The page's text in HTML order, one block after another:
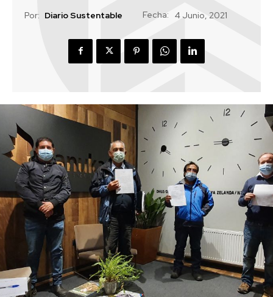
Por: Diario Sustentable Fecha: 4 Junio, 2021